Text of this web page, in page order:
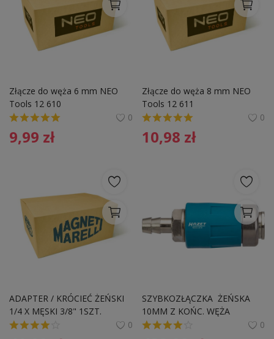
Złącze do węża 6 mm NEO
Tools 12 610
0
9,99 zł
Złącze do węża 8 mm NEO
Tools 12 611
0
10,98 zł
ADAPTER / KRÓCIEĆ ŻEŃSKI
1/4 X MĘSKI 3/8" 1SZT.
MAGNETI MARELLI
0
SZYBKOZŁĄCZKA  ŻEŃSKA
10MM Z KOŃC. WĘŻA
0